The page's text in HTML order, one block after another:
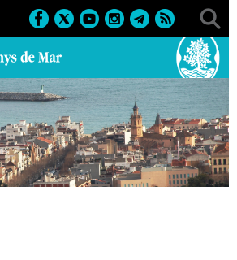
04-09-2015